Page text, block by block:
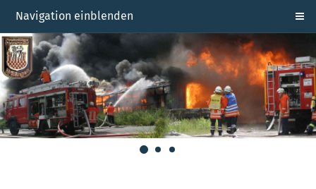
Navigation einblenden